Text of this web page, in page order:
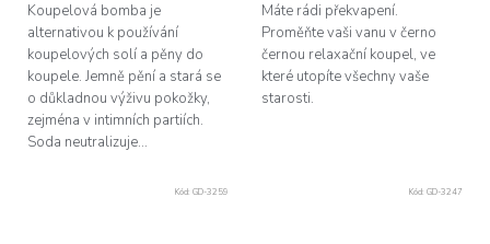
Koupelová bomba je
alternativou k používání
koupelových solí a pěny do
koupele. Jemně pění a stará se
o důkladnou výživu pokožky,
zejména v intimních partiích.
Soda neutralizuje...
Máte rádi překvapení.
Proměňte vaši vanu v černo
černou relaxační koupel, ve
které utopíte všechny vaše
starosti.
Kód: GD-3259 Kód: GD-3247